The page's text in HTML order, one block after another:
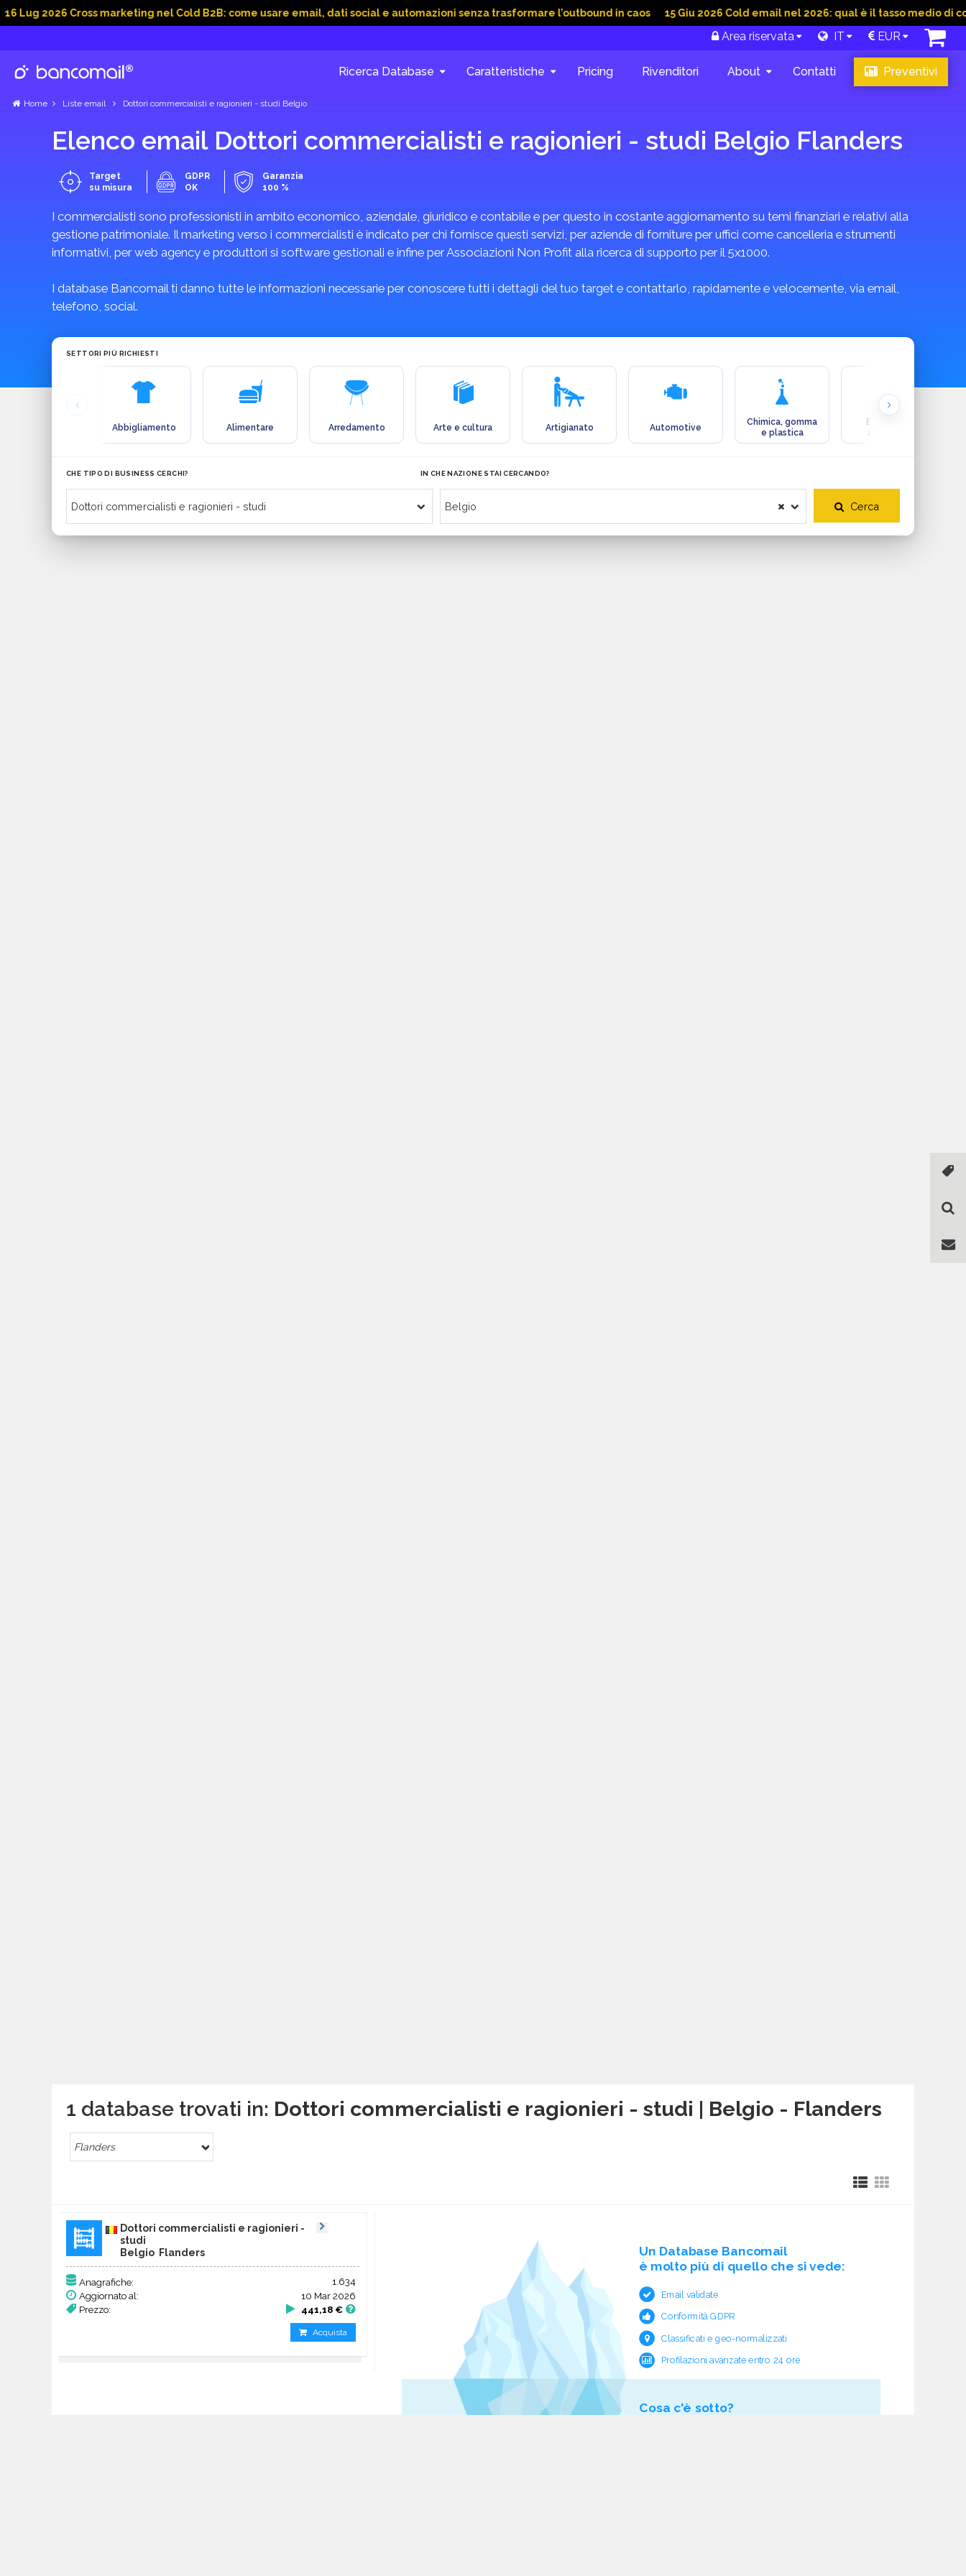
Cross marketing nel Cold B2B: come usare email, dati social e automazioni senza trasformare l’outbound in caos 15 Giu 2026 Cold email nel 2026: qual è il tasso medio di
Area riservata IT EUR
Ricerca Database Caratteristiche Pricing Rivenditori About Contatti Preventivi
Home Liste email Dottori commercialisti e ragionieri - studi Belgio
Elenco email Dottori commercialisti e ragionieri - studi Belgio Flanders
Target
su misura
GDPR
OK
Garanzia
100 %
I commercialisti sono professionisti in ambito economico, aziendale, giuridico e contabile e per questo in costante aggiornamento su temi finanziari e relativi alla
gestione patrimoniale. Il marketing verso i commercialisti è indicato per chi fornisce questi servizi, per aziende di forniture per uffici come cancelleria e strumenti
informativi, per web agency e produttori si software gestionali e infine per Associazioni Non Profit alla ricerca di supporto per il 5x1000.
I database Bancomail ti danno tutte le informazioni necessarie per conoscere tutti i dettagli del tuo target e contattarlo, rapidamente e velocemente, via email,
telefono, social.
SETTORI PIÙ RICHIESTI
Abbigliamento Alimentare Arredamento Arte e cultura Artigianato Automotive
Chimica, gomma
e plastica
Ecologia e
ambiente
CHE TIPO DI BUSINESS CERCHI? IN CHE NAZIONE STAI CERCANDO?
Cerca
1 database trovati in: Dottori commercialisti e ragionieri - studi | Belgio - Flanders
Flanders
Dottori commercialisti e ragionieri -
studi
Belgio Flanders
Anagrafiche:
1.634
Aggiornato al:
10 Mar 2026
Prezzo:
441,18 €
Acquista
Un Database Bancomail
è molto più di quello che si vede:
Email validate
Conformità GDPR
Classificati e geo-normalizzati
Profilazioni avanzate entro 24 ore
Cosa c'è sotto?